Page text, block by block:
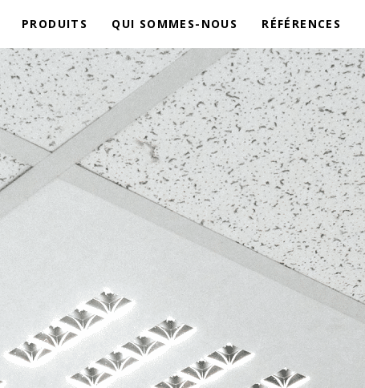
PRODUITS QUI SOMMES-NOUS RÉFÉRENCES